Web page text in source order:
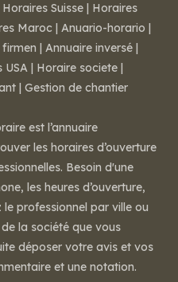
Horaires Suisse | Horaires
Maroc | Anuario-horario |
| Annuaire inversé |
USA | Horaire societe |
| Gestion de chantier
est l’annuaire
les horaires d’ouverture
Besoin d'une
les heures d’ouverture,
le professionnel par ville ou
la société que vous
déposer votre avis et vos
et une notation.